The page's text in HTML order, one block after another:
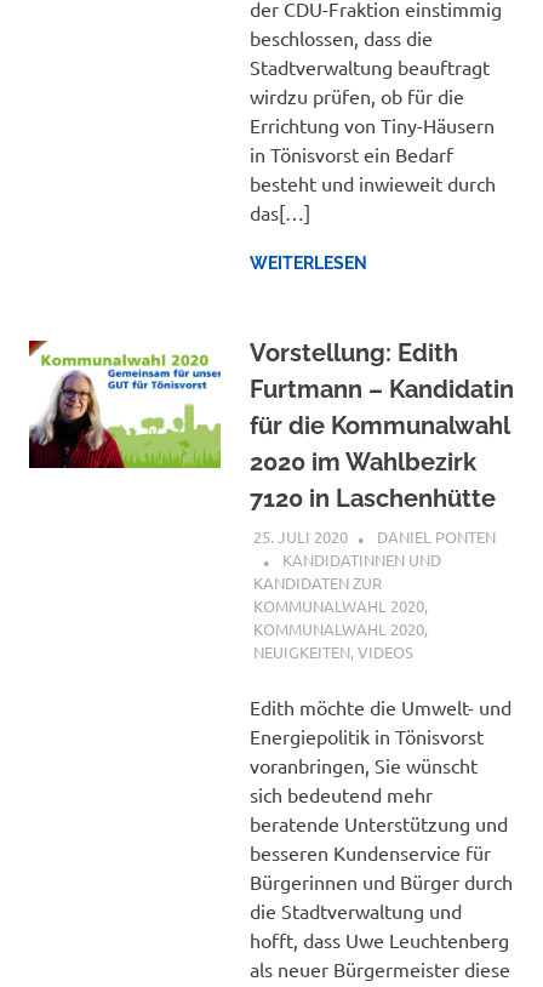
der CDU-Fraktion einstimmig
beschlossen, dass die
Stadtverwaltung beauftragt
wirdzu prüfen, ob für die
Errichtung von Tiny-Häusern
in Tönisvorst ein Bedarf
besteht und inwieweit durch
das[…]
WEITERLESEN
Vorstellung: Edith
Furtmann – Kandidatin
für die Kommunalwahl
2020 im Wahlbezirk
7120 in Laschenhütte
25. JULI 2020
DANIEL PONTEN
KANDIDATINNEN UND
KANDIDATEN ZUR
KOMMUNALWAHL 2020,
KOMMUNALWAHL 2020,
NEUIGKEITEN,VIDEOS
Edith möchte die Umwelt- und
Energiepolitik in Tönisvorst
voranbringen, Sie wünscht
sich bedeutend mehr
beratende Unterstützung und
besseren Kundenservice für
Bürgerinnen und Bürger durch
die Stadtverwaltung und
hofft, dass Uwe Leuchtenberg
als neuer Bürgermeister diese